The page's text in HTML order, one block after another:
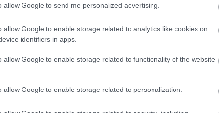
allow Google to send me personalized advertising.
allow Google to enable storage related to analytics like cookies on
identifiers in apps.
allow Google to enable storage related to functionality of the website
allow Google to enable storage related to personalization.